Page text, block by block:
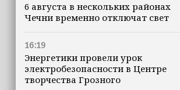
6 августа в нескольких районах
Чечни временно отключат свет
16:19
Энергетики провели урок
электробезопасности в Центре
творчества Грозного